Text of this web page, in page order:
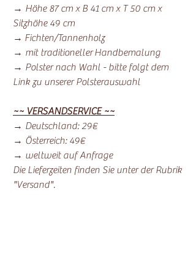
→ Höhe 87 cm x B 41 cm x T 50 cm x
Sitzhöhe 49 cm
→ Fichten/Tannenholz
→ mit traditioneller Handbemalung
→ Polster nach Wahl - bitte folgt dem
Link zu unserer Polsterauswahl
~~ VERSANDSERVICE ~~
→ Deutschland: 29€
→ Österreich: 49€
→ weltweit auf Anfrage
Die Lieferzeiten finden Sie unter der Rubrik
"Versand".